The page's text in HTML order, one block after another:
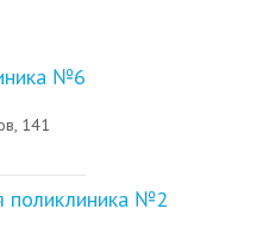
№6
141
поликлиника №2